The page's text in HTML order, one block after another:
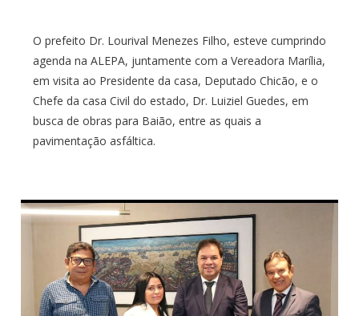
O prefeito Dr. Lourival Menezes Filho, esteve cumprindo
agenda na ALEPA, juntamente com a Vereadora Marília,
em visita ao Presidente da casa, Deputado Chicão, e o
Chefe da casa Civil do estado, Dr. Luiziel Guedes, em
busca de obras para Baião, entre as quais a
pavimentação asfáltica.